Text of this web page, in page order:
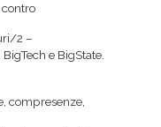
2 –
e BigState.
compresenze,